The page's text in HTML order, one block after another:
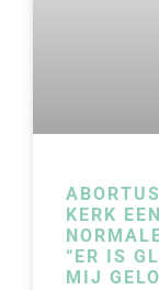
KERK
“ER IS
MIJ